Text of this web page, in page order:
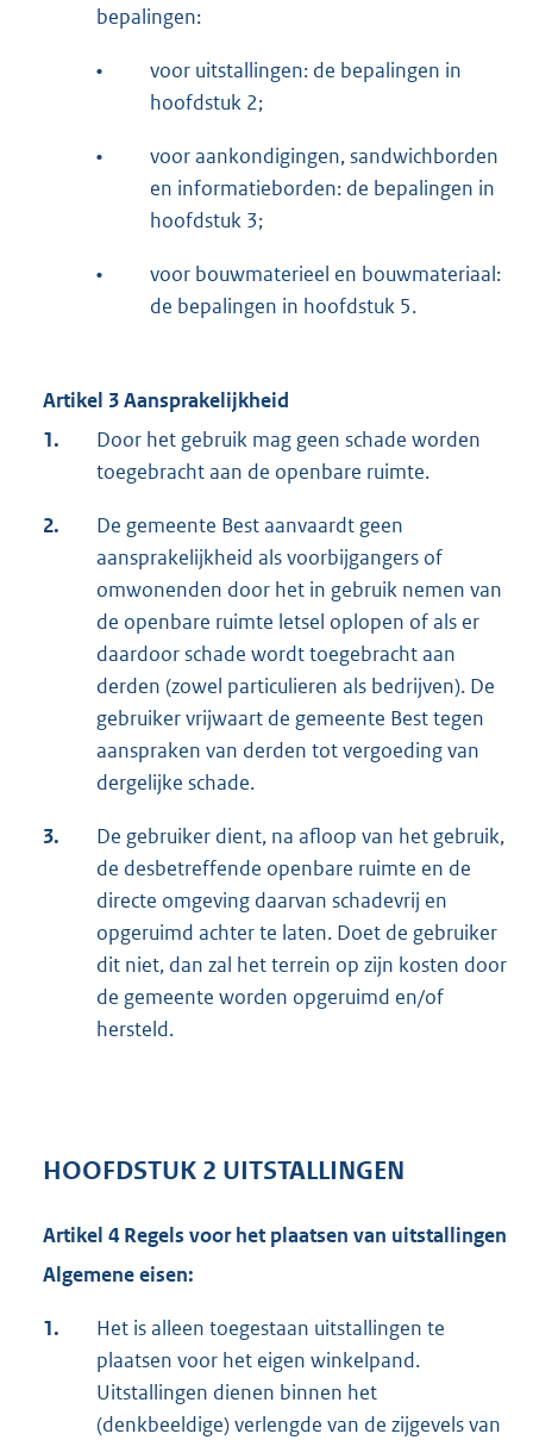
bepalingen:
•
voor uitstallingen: de bepalingen in
hoofdstuk 2;
•
voor aankondigingen, sandwichborden
en informatieborden: de bepalingen in
hoofdstuk 3;
•
voor bouwmaterieel en bouwmateriaal:
de bepalingen in hoofdstuk 5.
Artikel 3 Aansprakelijkheid
1.
Door het gebruik mag geen schade worden
toegebracht aan de openbare ruimte.
2.
De gemeente Best aanvaardt geen
aansprakelijkheid als voorbijgangers of
omwonenden door het in gebruik nemen van
de openbare ruimte letsel oplopen of als er
daardoor schade wordt toegebracht aan
derden (zowel particulieren als bedrijven). De
gebruiker vrijwaart de gemeente Best tegen
aanspraken van derden tot vergoeding van
dergelijke schade.
3.
De gebruiker dient, na afloop van het gebruik,
de desbetreffende openbare ruimte en de
directe omgeving daarvan schadevrij en
opgeruimd achter te laten. Doet de gebruiker
dit niet, dan zal het terrein op zijn kosten door
de gemeente worden opgeruimd en/of
hersteld.
HOOFDSTUK 2 UITSTALLINGEN
Artikel 4 Regels voor het plaatsen van uitstallingen
Algemene eisen:
1.
Het is alleen toegestaan uitstallingen te
plaatsen voor het eigen winkelpand.
Uitstallingen dienen binnen het
(denkbeeldige) verlengde van de zijgevels van